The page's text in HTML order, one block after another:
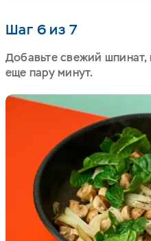
Шаг 6 из 7
Добавьте свежий
еще пару минут.